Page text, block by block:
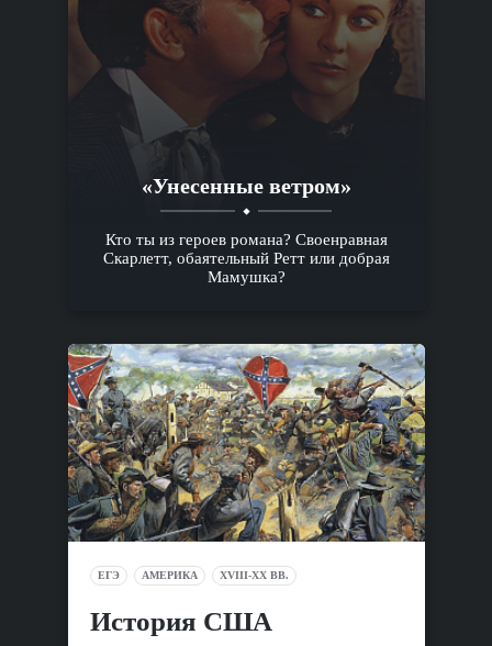
«Унесенные ветром»
Кто ты из героев романа? Своенравная
Скарлетт, обаятельный Ретт или добрая
Мамушка?
ЕГЭ АМЕРИКА XVIII-XX ВВ.
История США